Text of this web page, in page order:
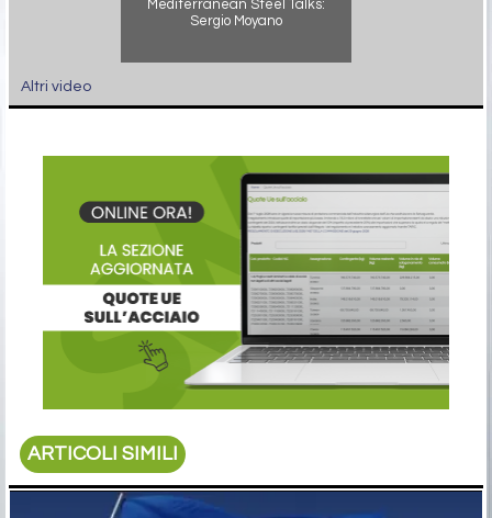
Mediterranean Steel Talks:
Sergio Moyano
Altri video
ARTICOLI SIMILI